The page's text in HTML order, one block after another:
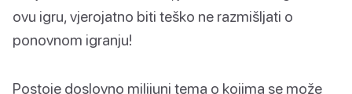
ovu igru, vjerojatno biti teško ne razmišljati o
ponovnom igranju!
Postoje doslovno milijuni tema o kojima se može